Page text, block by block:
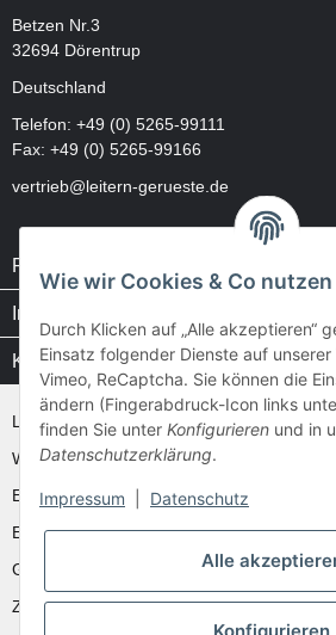
Betzen Nr.3
32694 Dörentrup
Deutschland
Telefon: +49 (0) 5265-99111
Fax: +49 (0) 5265-99166
vertrieb@leitern-gerueste.de
Rechtliches
Informationen
Kataloge / Videos
Layher Videos und Downloads
WAKÜ
Ernst
Euroline
Günzburger
Zarges
Wie wir Cookies & Co nutzen
Durch Klicken auf „Alle akzeptieren“
Einsatz folgender Dienste auf unserer
Vimeo, ReCaptcha. Sie können die
ändern (Fingerabdruck-Icon links
finden Sie unter Konfigurieren und in
Datenschutzerklärung.
Impressum Datenschutz
Alle